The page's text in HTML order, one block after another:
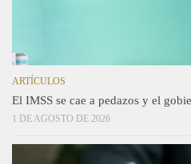
ARTÍCULOS
El IMSS se cae a pedazos y el
1 DE AGOSTO DE 2026